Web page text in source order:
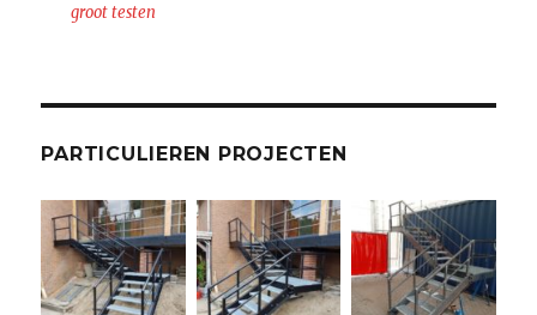
groot testen
PARTICULIEREN PROJECTEN